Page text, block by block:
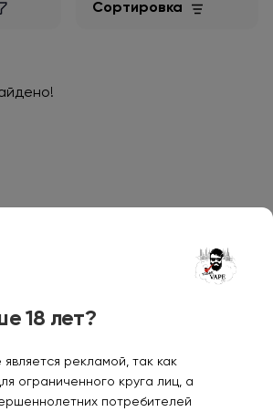
Сортировка
Табак труб. CORNELL &
DIEHL Afternoon Delight
18 лет?
рекламой, так как
ограниченного круга лиц, а
потребителей